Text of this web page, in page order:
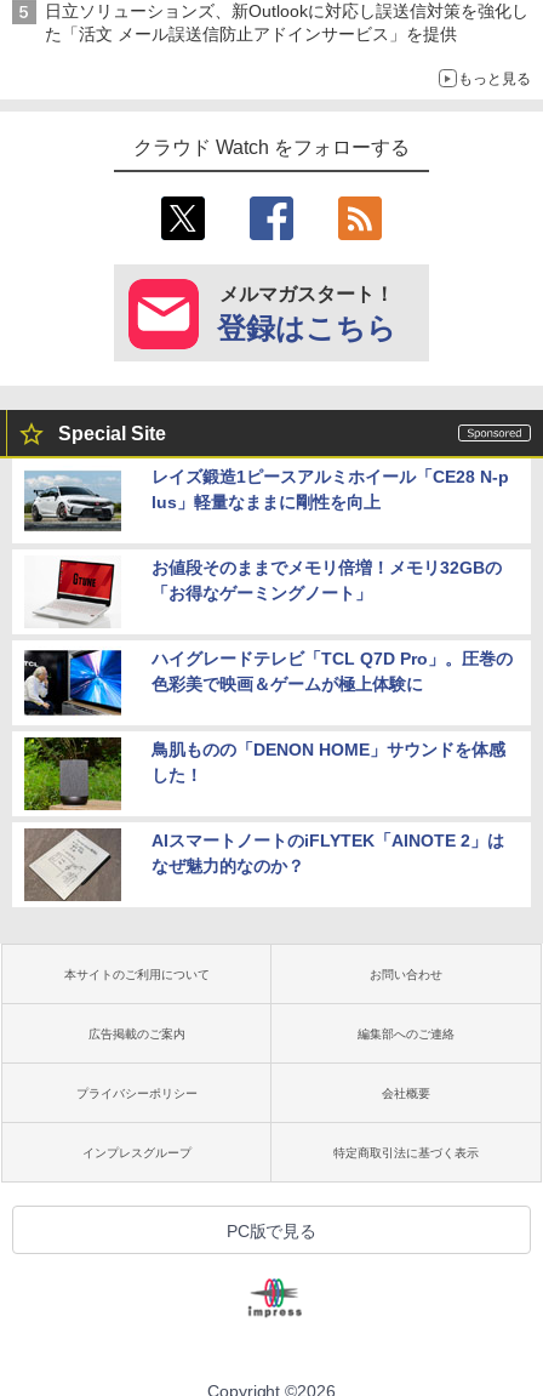
日立ソリューションズ、新Outlookに対応し誤送信対策を強化し
た「活文 メール誤送信防止アドインサービス」を提供
もっと見る
クラウド Watch をフォローする
メルマガスタート！
登録はこちら
Special Site
レイズ鍛造1ピースアルミホイール「CE28 N-p
lus」軽量なままに剛性を向上
お値段そのままでメモリ倍増！メモリ32GBの
「お得なゲーミングノート」
ハイグレードテレビ「TCL Q7D Pro」。圧巻の
色彩美で映画＆ゲームが極上体験に
鳥肌ものの「DENON HOME」サウンドを体感
した！
AIスマートノートのiFLYTEK「AINOTE 2」は
なぜ魅力的なのか？
本サイトのご利用について お問い合わせ
広告掲載のご案内 編集部へのご連絡
プライバシーポリシー 会社概要
インプレスグループ 特定商取引法に基づく表示
PC版で見る
Copyright ©2026